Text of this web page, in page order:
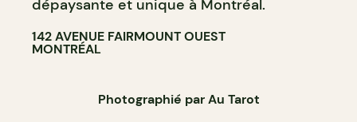
dépaysante et unique à Montréal.
142 AVENUE FAIRMOUNT OUEST
MONTRÉAL
Photographié par Au Tarot